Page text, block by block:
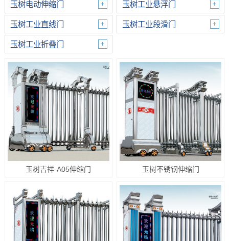
玉树电动伸缩门 玉树工业悬浮门
玉树工业直线门 玉树工业段滑门
玉树工业折叠门
玉树吉祥-A05伸缩门 玉树不锈钢伸缩门